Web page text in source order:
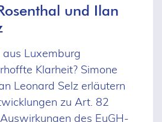
und Ilan
Luxemburg
Klarheit? Simone
Leonard Selz erläutern
zu Art. 82
des EuGH-